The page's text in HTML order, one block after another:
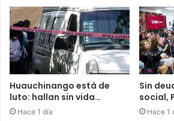
Huauchinango está de
luto: hallan sin vida…
Hace 1 día
Sin
social,
Hace 1